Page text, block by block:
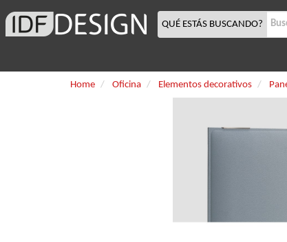
QUÉ ESTÁS BUSCANDO?
Home Oficina Elementos decorativos